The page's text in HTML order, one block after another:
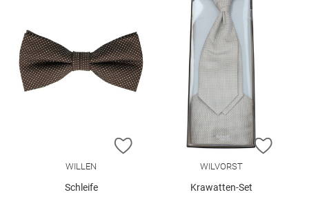
ZUR WUNSCHLISTE HINZUFÜGEN
WILLEN
Schleife
ZUR
WILVORST
Krawatten-Set